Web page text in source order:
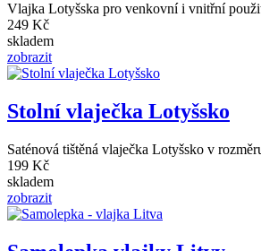
Vlajka Lotyšska pro venkovní i vnitřní
249 Kč
skladem
zobrazit
Stolní vlaječka Lotyšsko
Saténová tištěná vlaječka Lotyšsko v
199 Kč
skladem
zobrazit